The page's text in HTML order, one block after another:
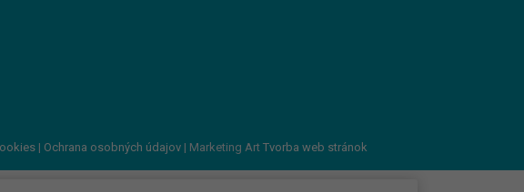
| Ochrana osobných údajov | Marketing Art Tvorba web stránok